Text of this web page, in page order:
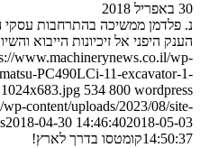
30 באפריל 2018
נ. פלדמן ממשיכה בהתרחבות
הענק היפני אל זיכיונות הייבוא
www.machinerynews.co.il/wp-
PC490LCi-11-excavator-1-
1024x683.jpg 534 800 wordpress
content/uploads/2023/08/site-
2018-04-30 14:46:402018-05-03
14:50:37קומטסו בדרך לארץ!